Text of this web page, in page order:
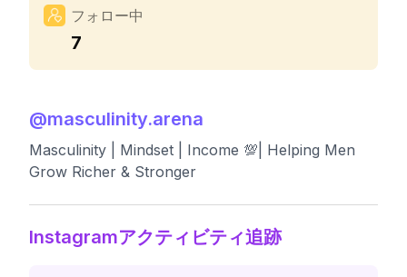
フォロー中
7
@masculinity.arena
Masculinity | Mindset | Income 💯| Helping Men
Grow Richer & Stronger
Instagramアクティビティ追跡